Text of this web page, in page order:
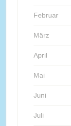
Februar
März
April
Mai
Juni
Juli